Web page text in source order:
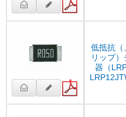
低抵抗（
リップ
器（